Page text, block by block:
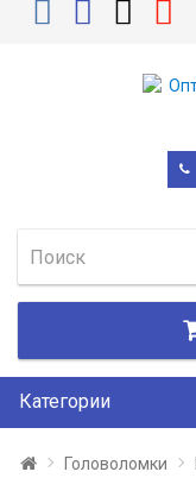
Категории
Головоломки